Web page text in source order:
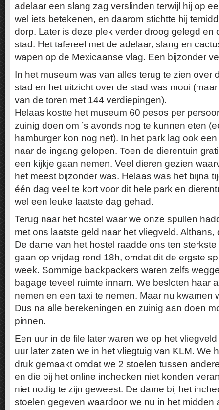
adelaar een slang zag verslinden terwijl hij op
wel iets betekenen, en daarom stichtte hij
dorp. Later is deze plek verder droog gelegd en
stad. Het tafereel met de adelaar, slang en
wapen op de Mexicaanse vlag. Een bijzonder
In het museum was van alles terug te zien over
stad en het uitzicht over de stad was mooi
van de toren met 144 verdiepingen).
Helaas kostte het museum 60 pesos per
zuinig doen om ’s avonds nog te kunnen eten
hamburger kon nog net). In het park lag ook
naar de ingang gelopen. Toen de dierentuin
een kijkje gaan nemen. Veel dieren gezien
het meest bijzonder was. Helaas was het bijna
één dag veel te kort voor dit hele park en
wel een leuke laatste dag gehad.
Terug naar het hostel waar we onze spullen
met ons laatste geld naar het vliegveld.
De dame van het hostel raadde ons ten
gaan op vrijdag rond 18h, omdat dit de ergste
week. Sommige backpackers waren zelfs
bagage teveel ruimte innam. We besloten haar
nemen en een taxi te nemen. Maar nu kwamen
Dus na alle berekeningen en zuinig aan doen
pinnen.
Een uur in de file later waren we op het
uur later zaten we in het vliegtuig van KLM. We
druk gemaakt omdat we 2 stoelen tussen
en die bij het online inchecken niet konden
niet nodig te zijn geweest. De dame bij het
stoelen gegeven waardoor we nu in het midden